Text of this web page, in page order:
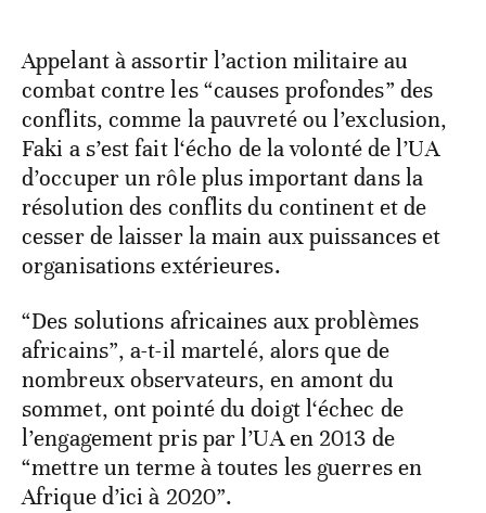
Appelant à assortir l’action militaire au
combat contre les “causes profondes” des
conflits, comme la pauvreté ou l’exclusion,
Faki a s’est fait l‘écho de la volonté de l’UA
d’occuper un rôle plus important dans la
résolution des conflits du continent et de
cesser de laisser la main aux puissances et
organisations extérieures.
“Des solutions africaines aux problèmes
africains”, a-t-il martelé, alors que de
nombreux observateurs, en amont du
sommet, ont pointé du doigt l‘échec de
l’engagement pris par l’UA en 2013 de
“mettre un terme à toutes les guerres en
Afrique d’ici à 2020”.